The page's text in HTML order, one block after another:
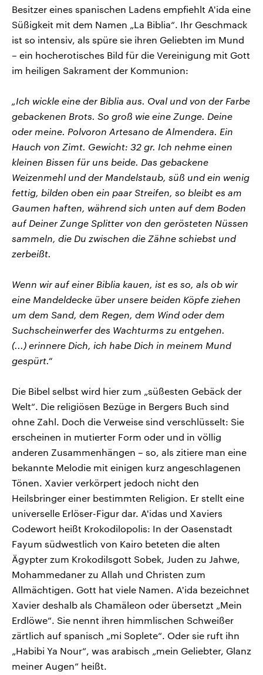
Besitzer eines spanischen Ladens empfiehlt A'ida eine
Süßigkeit mit dem Namen „La Biblia“. Ihr Geschmack
ist so intensiv, als spüre sie ihren Geliebten im Mund
– ein hocherotisches Bild für die Vereinigung mit Gott
im heiligen Sakrament der Kommunion:
„Ich wickle eine der Biblia aus. Oval und von der Farbe
gebackenen Brots. So groß wie eine Zunge. Deine
oder meine. Polvoron Artesano de Almendera. Ein
Hauch von Zimt. Gewicht: 32 gr. Ich nehme einen
kleinen Bissen für uns beide. Das gebackene
Weizenmehl und der Mandelstaub, süß und ein wenig
fettig, bilden oben ein paar Streifen, so bleibt es am
Gaumen haften, während sich unten auf dem Boden
auf Deiner Zunge Splitter von den gerösteten Nüssen
sammeln, die Du zwischen die Zähne schiebst und
zerbeißt.
Wenn wir auf einer Biblia kauen, ist es so, als ob wir
eine Mandeldecke über unsere beiden Köpfe ziehen
um dem Sand, dem Regen, dem Wind oder dem
Suchscheinwerfer des Wachturms zu entgehen.
(...) erinnere Dich, ich habe Dich in meinem Mund
gespürt.“
Die Bibel selbst wird hier zum „süßesten Gebäck der
Welt“. Die religiösen Bezüge in Bergers Buch sind
ohne Zahl. Doch die Verweise sind verschlüsselt: Sie
erscheinen in mutierter Form oder und in völlig
anderen Zusammenhängen – so, als zitiere man eine
bekannte Melodie mit einigen kurz angeschlagenen
Tönen. Xavier verkörpert jedoch nicht den
Heilsbringer einer bestimmten Religion. Er stellt eine
universelle Erlöser-Figur dar. A'idas und Xaviers
Codewort heißt Krokodilopolis: In der Oasenstadt
Fayum südwestlich von Kairo beteten die alten
Ägypter zum Krokodilsgott Sobek, Juden zu Jahwe,
Mohammedaner zu Allah und Christen zum
Allmächtigen. Gott hat viele Namen. A'ida bezeichnet
Xavier deshalb als Chamäleon oder übersetzt „Mein
Erdlöwe“. Sie nennt ihren himmlischen Schweißer
zärtlich auf spanisch „mi Soplete“. Oder sie ruft ihn
„Habibi Ya Nour“, was arabisch „mein Geliebter, Glanz
meiner Augen“ heißt.